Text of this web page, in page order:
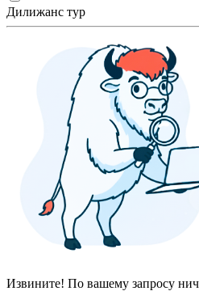
Дилижанс тур
Извините! По вашему запросу